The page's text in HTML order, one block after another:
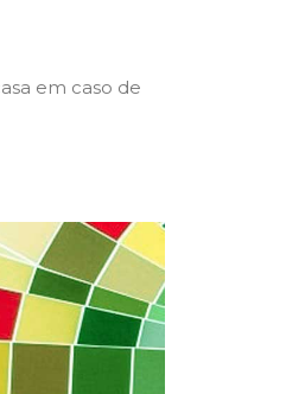
em caso de